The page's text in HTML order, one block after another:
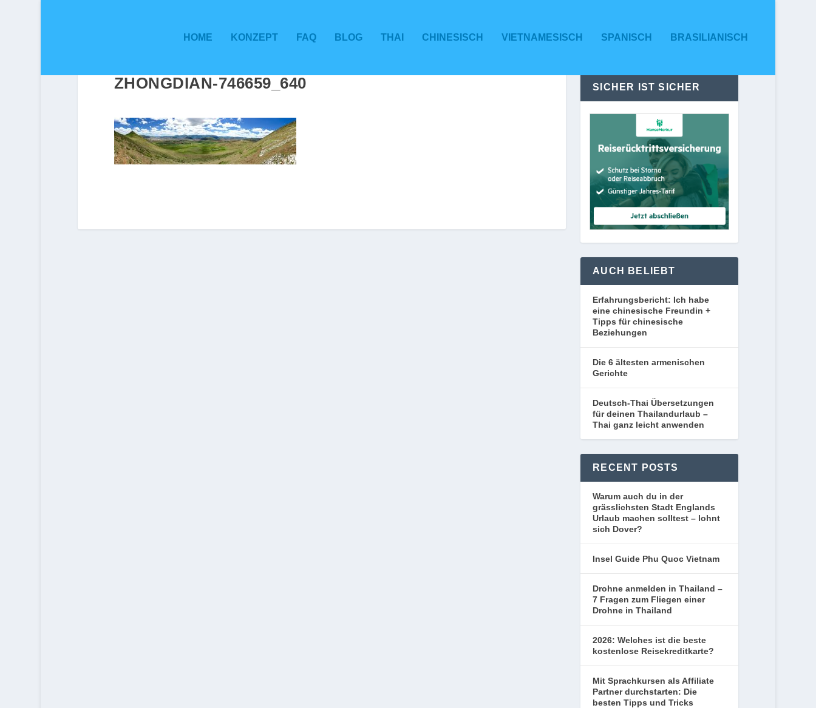
HOME KONZEPT FAQ BLOG THAI CHINESISCH VIETNAMESISCH SPANISCH BRASILIANISCH
ZHONGDIAN-746659_640 SICHER IST SICHER
AUCH BELIEBT
Erfahrungsbericht: Ich habe
eine chinesische Freundin +
Tipps für chinesische
Beziehungen
Die 6 ältesten armenischen
Gerichte
Deutsch-Thai Übersetzungen
für deinen Thailandurlaub –
Thai ganz leicht anwenden
RECENT POSTS
Warum auch du in der
grässlichsten Stadt Englands
Urlaub machen solltest – lohnt
sich Dover?
Insel Guide Phu Quoc Vietnam
Drohne anmelden in Thailand –
7 Fragen zum Fliegen einer
Drohne in Thailand
2026: Welches ist die beste
kostenlose Reisekreditkarte?
Mit Sprachkursen als Affiliate
Partner durchstarten: Die
besten Tipps und Tricks